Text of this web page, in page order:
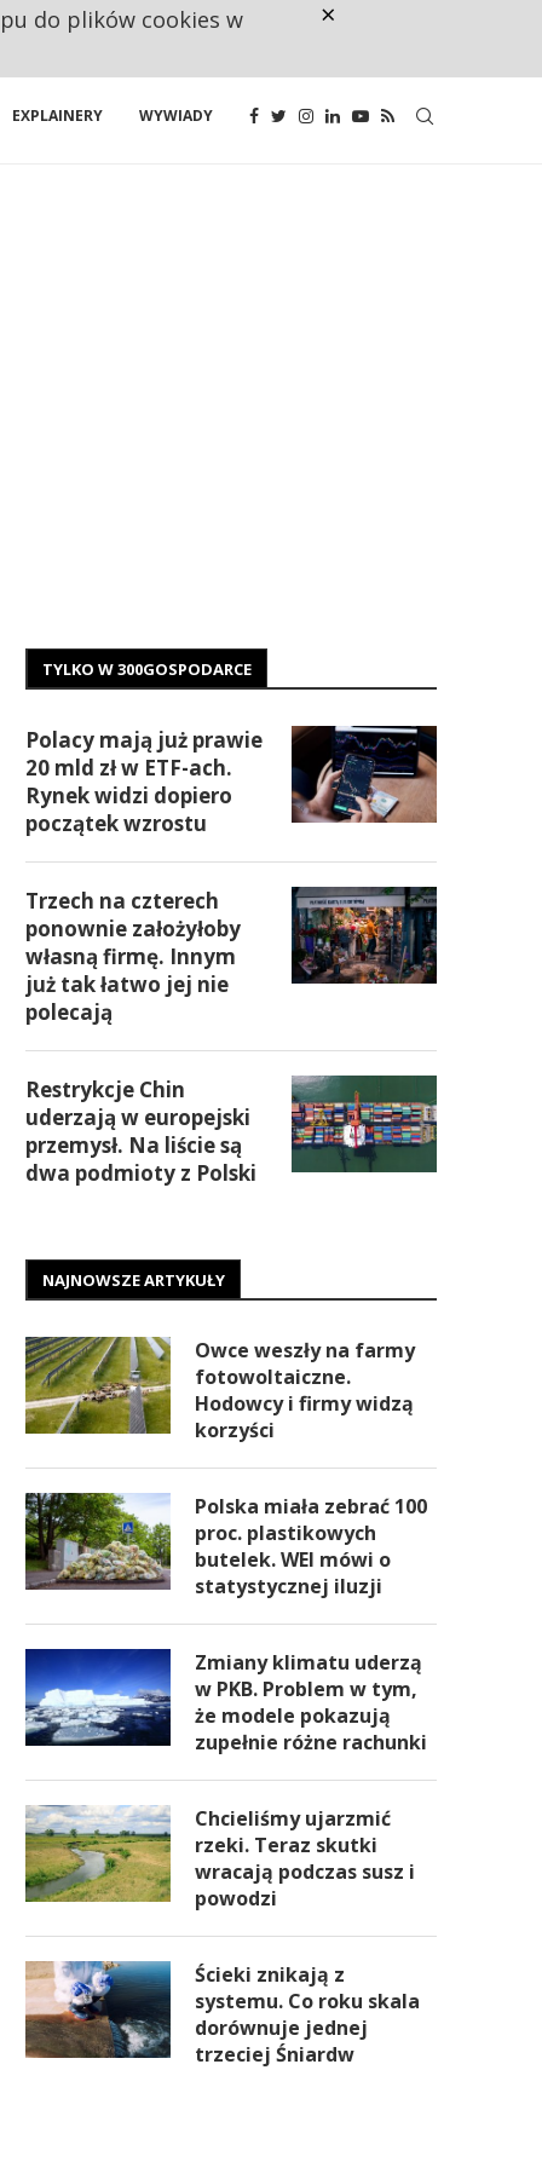
EXPLAINERY WYWIADY
TYLKO W 300GOSPODARCE
Polacy mają już prawie
20 mld zł w ETF-ach.
Rynek widzi dopiero
początek wzrostu
Trzech na czterech
ponownie założyłoby
własną firmę. Innym
już tak łatwo jej nie
polecają
Restrykcje Chin
uderzają w europejski
przemysł. Na liście są
dwa podmioty z Polski
NAJNOWSZE ARTYKUŁY
Owce weszły na farmy
fotowoltaiczne.
Hodowcy i firmy widzą
korzyści
Polska miała zebrać 100
proc. plastikowych
butelek. WEI mówi o
statystycznej iluzji
Zmiany klimatu uderzą
w PKB. Problem w tym,
że modele pokazują
zupełnie różne rachunki
Chcieliśmy ujarzmić
rzeki. Teraz skutki
wracają podczas susz i
powodzi
Ścieki znikają z
systemu. Co roku skala
dorównuje jednej
trzeciej Śniardw
do plików cookies w ×